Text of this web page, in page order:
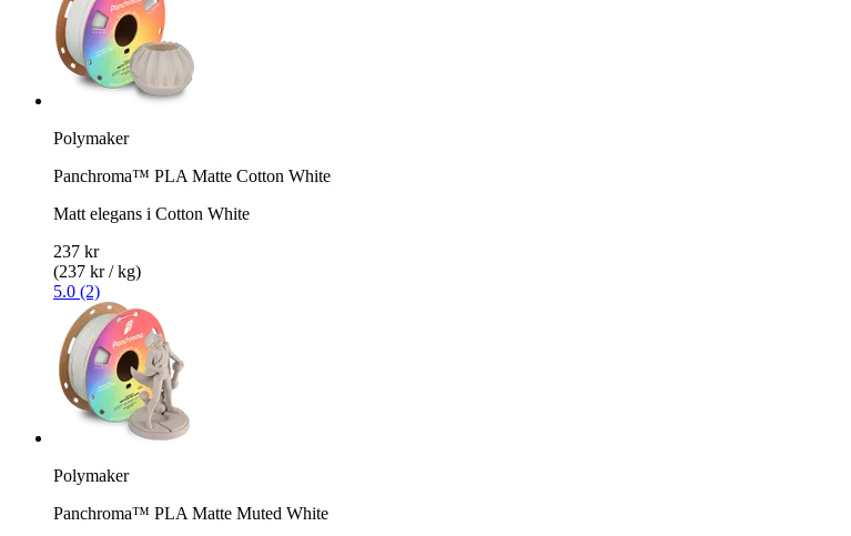
Polymaker
Panchroma™ PLA Matte Cotton White
Matt elegans i Cotton White
237 kr
(237 kr / kg)
5.0 (2)
Polymaker
Panchroma™ PLA Matte Muted White